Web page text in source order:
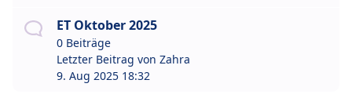
ET Oktober 2025
0 Beiträge
Letzter Beitrag von Zahra
9. Aug 2025 18:32